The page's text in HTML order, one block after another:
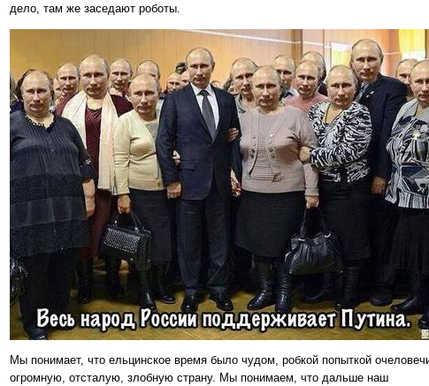
дело, там же заседают роботы.
Мы понимает, что ельцинское время было чудом, робкой попыткой
огромную, отсталую, злобную страну. Мы понимаем, что дальше наш